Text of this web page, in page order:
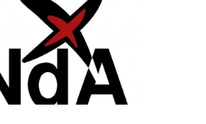
CSOA LAMBRETTA
MSM
STUDENTI TSUNAMI
ZAM